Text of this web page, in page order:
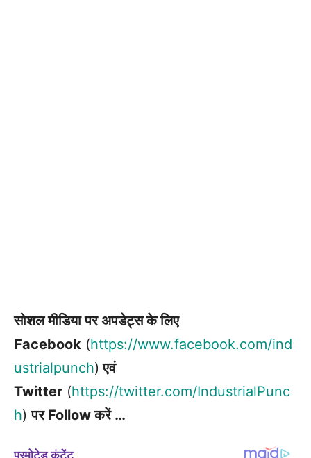
सोशल मीडिया पर अपडेट्स के लिए
Facebook (https://www.facebook.com/ind
ustrialpunch) एवं
Twitter (https://twitter.com/IndustrialPunc
h)पर Follow करें …